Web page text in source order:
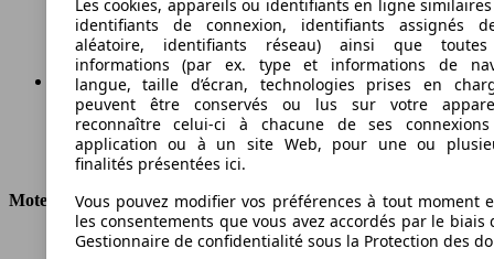
Émissions de CO2 (combinées)*
Ø 4.2 l/100km
Consommation
Moteur et Puissance
KW (CH)
92 kW (125 PS)
Les cookies, appareils ou identifiants en ligne
identifiants de connexion, identifiants assignés
aléatoire, identifiants réseau) ainsi que
informations (par ex. type et informations de
langue, taille d’écran, technologies prises en
peuvent être conservés ou lus sur votre
reconnaître celui-ci à chacune de ses
application ou à un site Web, pour une ou
finalités présentées ici.
Vous pouvez modifier vos préférences à tout moment
les consentements que vous avez accordés par le biais
Gestionnaire de confidentialité sous la Protection des